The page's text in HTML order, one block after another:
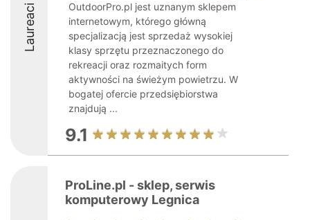
Laureaci
OutdoorPro.pl jest uznanym sklepem
internetowym, którego główną
specjalizacją jest sprzedaż wysokiej
klasy sprzętu przeznaczonego do
rekreacji oraz rozmaitych form
aktywności na świeżym powietrzu. W
bogatej ofercie przedsiębiorstwa
znajdują ...
9.1
ProLine.pl - sklep, serwis
komputerowy Legnica